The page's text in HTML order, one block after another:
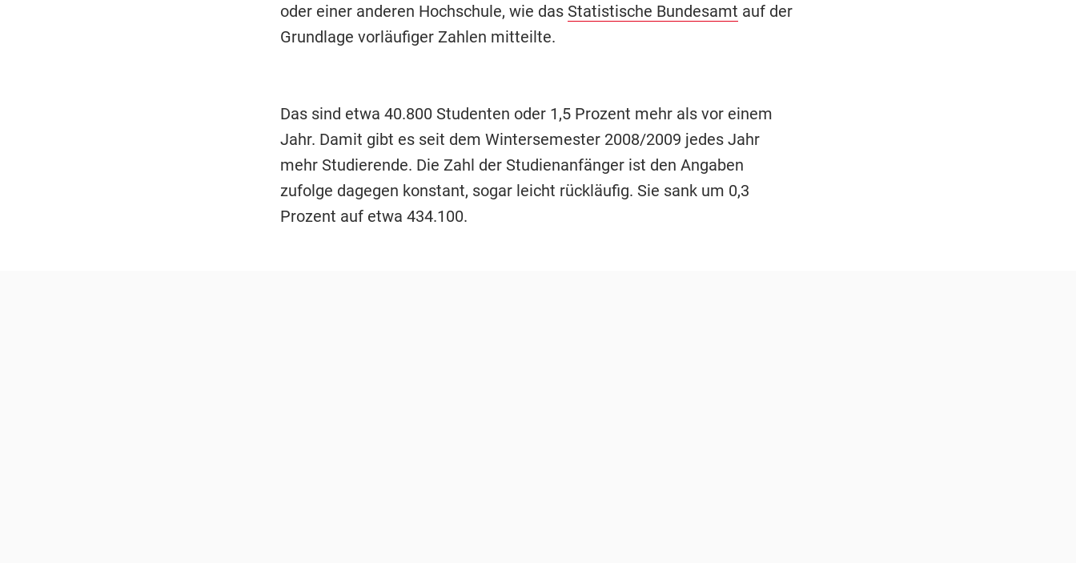
oder einer anderen Hochschule, wie das Statistische Bundesamt auf der
Grundlage vorläufiger Zahlen mitteilte.
Das sind etwa 40.800 Studenten oder 1,5 Prozent mehr als vor einem
Jahr. Damit gibt es seit dem Wintersemester 2008/2009 jedes Jahr
mehr Studierende. Die Zahl der Studienanfänger ist den Angaben
zufolge dagegen konstant, sogar leicht rückläufig. Sie sank um 0,3
Prozent auf etwa 434.100.